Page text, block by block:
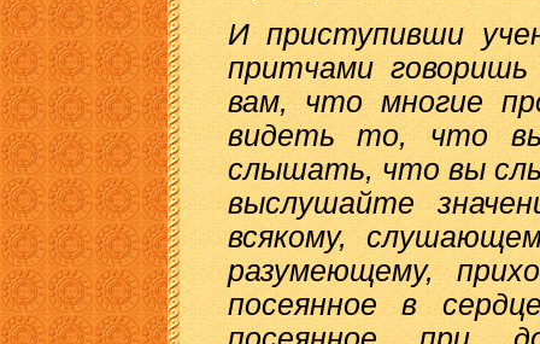
И приступивши
притчами
вам, что многие
видеть то, что
слышать, что вы
выслушайте
всякому,
разумеющему,
посеянное в